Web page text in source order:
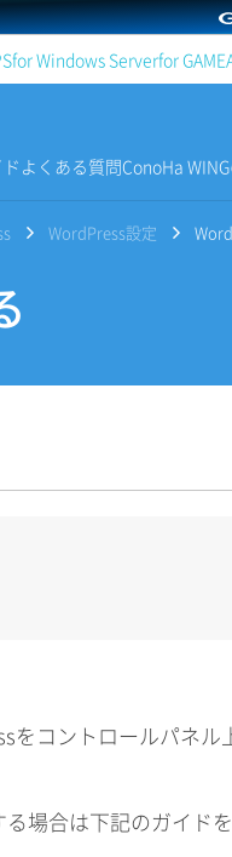
for Windows Serverfor GAME
よくある質問ConoHa
WordPress設定
をコントロールパネ
場合は下記のガイド